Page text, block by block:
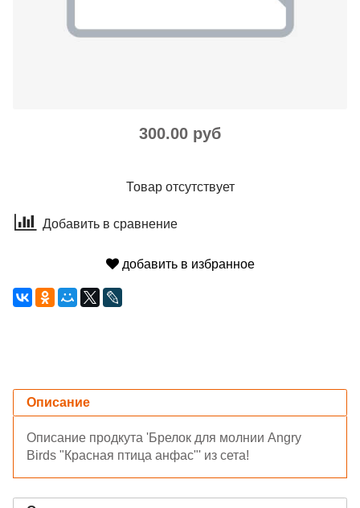
300.00 руб
Товар отсутствует
Добавить в сравнение
добавить в избранное
Описание
Описание продкута 'Брелок для молнии Angry
Birds "Красная птица анфас"' из сета!